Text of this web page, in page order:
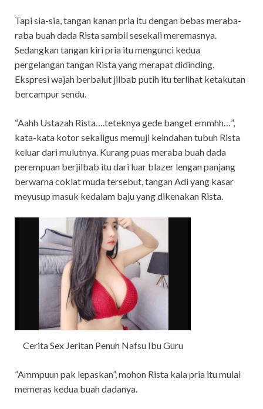
Tapi sia-sia, tangan kanan pria itu dengan bebas meraba-
raba buah dada Rista sambil sesekali meremasnya.
Sedangkan tangan kiri pria itu mengunci kedua
pergelangan tangan Rista yang merapat didinding.
Ekspresi wajah berbalut jilbab putih itu terlihat ketakutan
bercampur sendu.
“Aahh Ustazah Rista….teteknya gede banget emmhh…”,
kata-kata kotor sekaligus memuji keindahan tubuh Rista
keluar dari mulutnya. Kurang puas meraba buah dada
perempuan berjilbab itu dari luar blazer lengan panjang
berwarna coklat muda tersebut, tangan Adi yang kasar
meyusup masuk kedalam baju yang dikenakan Rista.
Cerita Sex Jeritan Penuh Nafsu Ibu Guru
”Ammpuun pak lepaskan”, mohon Rista kala pria itu mulai
memeras kedua buah dadanya.